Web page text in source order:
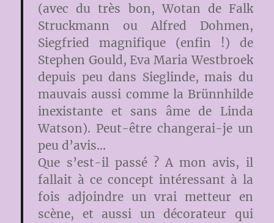
(avec du très bon, Wotan de Falk
Struckmann ou Alfred Dohmen,
Siegfried magnifique (enfin !) de
Stephen Gould, Eva Maria Westbroek
depuis peu dans Sieglinde, mais du
mauvais aussi comme la Brünnhilde
inexistante et sans âme de Linda
Watson). Peut-être changerai-je un
peu d’avis…
Que s’est-il passé ? A mon avis, il
fallait à ce concept intéressant à la
fois adjoindre un vrai metteur en
scène, et aussi un décorateur qui